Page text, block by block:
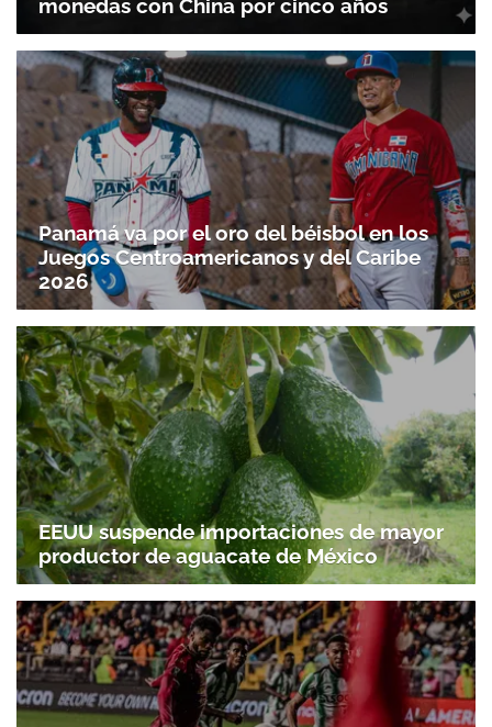
monedas con China por cinco años
Panamá va por el oro del béisbol en los
Juegos Centroamericanos y del Caribe
2026
EEUU suspende importaciones de mayor
productor de aguacate de México